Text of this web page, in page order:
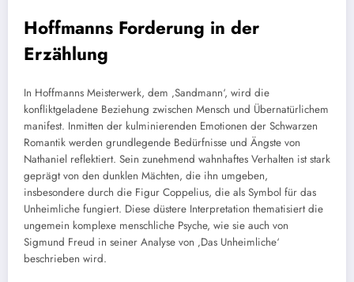
Hoffmanns Forderung in der
Erzählung
In Hoffmanns Meisterwerk, dem ‚Sandmann‘, wird die
konfliktgeladene Beziehung zwischen Mensch und Übernatürlichem
manifest. Inmitten der kulminierenden Emotionen der Schwarzen
Romantik werden grundlegende Bedürfnisse und Ängste von
Nathaniel reflektiert. Sein zunehmend wahnhaftes Verhalten ist stark
geprägt von den dunklen Mächten, die ihn umgeben,
insbesondere durch die Figur Coppelius, die als Symbol für das
Unheimliche fungiert. Diese düstere Interpretation thematisiert die
ungemein komplexe menschliche Psyche, wie sie auch von
Sigmund Freud in seiner Analyse von ‚Das Unheimliche‘
beschrieben wird.